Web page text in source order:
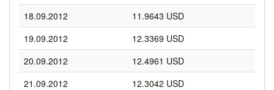
18.09.2012
11.9643 USD
19.09.2012
12.3369 USD
20.09.2012
12.4961 USD
21.09.2012
12.3042 USD